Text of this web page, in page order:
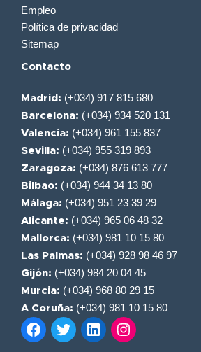
Empleo
Política de privacidad
Sitemap
Contacto
Madrid: (+034) 917 815 680
Barcelona: (+034) 934 520 131
Valencia: (+034) 961 155 837
Sevilla: (+034) 955 319 893
Zaragoza: (+034) 876 613 777
Bilbao: (+034) 944 34 13 80
Málaga: (+034) 951 23 39 29
Alicante: (+034) 965 06 48 32
Mallorca: (+034) 981 10 15 80
Las Palmas: (+034) 928 98 46 97
Gijón: (+034) 984 20 04 45
Murcia: (+034) 968 80 29 15
A Coruña: (+034) 981 10 15 80